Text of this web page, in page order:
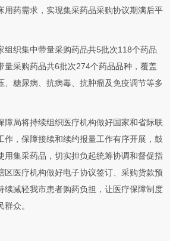
用药需求，实现集采药品采购协议期满后平
组织集中带量采购药品共5批次118个药品
量采购药品共6批次274个药品品种，覆盖
、糖尿病、抗病毒、抗肿瘤及免疫调节等多
障局将持续组织医疗机构做好国家和省际联
作，保障接续和续约报量工作有序开展，鼓
用集采药品，切实担负起统筹协调和督促指
区医疗机构做好电子协议签订、采购货款预
续减轻我市患者购药负担，让医疗保障制度
众。